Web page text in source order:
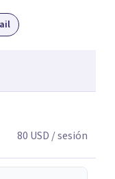
clínicos con
80 USD / sesión